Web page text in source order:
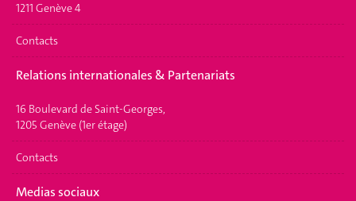
1211 Genève 4
Contacts
Relations internationales & Partenariats
16 Boulevard de Saint-Georges,
1205 Genève (1er étage)
Contacts
Medias sociaux